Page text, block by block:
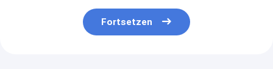
Fortsetzen